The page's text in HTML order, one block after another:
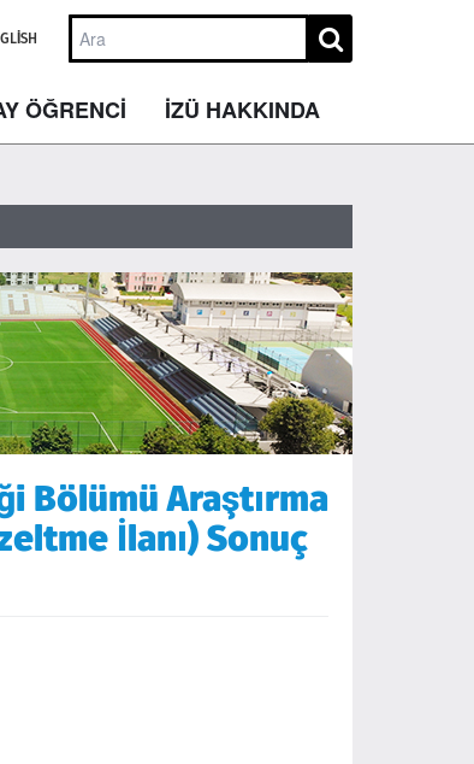
ÖĞRENCİ İZÜ HAKKINDA
Bölümü Araştırma
İlanı) Sonuç